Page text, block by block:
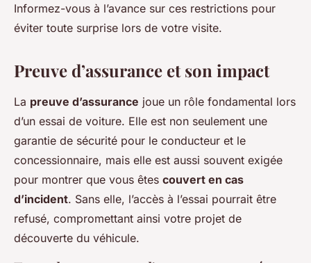
Informez-vous à l’avance sur ces restrictions pour
éviter toute surprise lors de votre visite.
Preuve d’assurance et son impact
La preuve d’assurance joue un rôle fondamental lors
d’un essai de voiture. Elle est non seulement une
garantie de sécurité pour le conducteur et le
concessionnaire, mais elle est aussi souvent exigée
pour montrer que vous êtes couvert en cas
d’incident. Sans elle, l’accès à l’essai pourrait être
refusé, compromettant ainsi votre projet de
découverte du véhicule.